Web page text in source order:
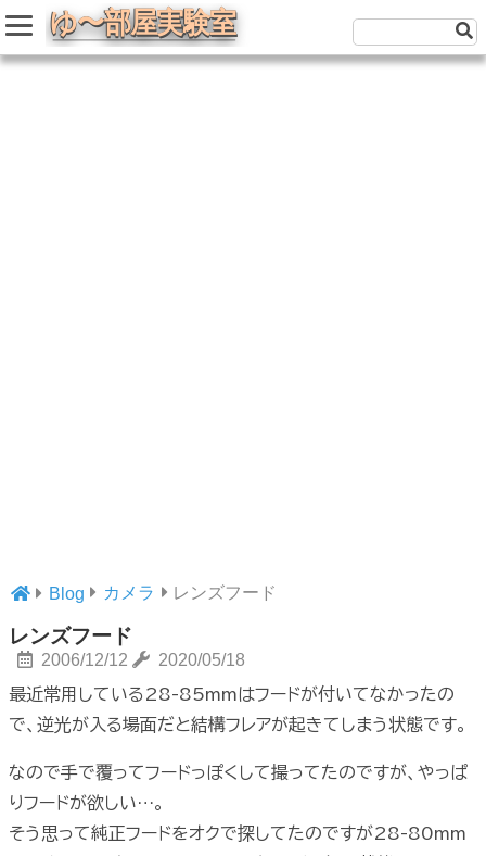
Blog カメラ レンズフード
レンズフード
2006/12/12 2020/05/18
最近常用している28-85mmはフードが付いてなかったの
で、逆光が入る場面だと結構フレアが起きてしまう状態です。
なので手で覆ってフードっぽくして撮ってたのですが、やっぱ
りフードが欲しい…。
そう思って純正フードをオクで探してたのですが28-80mm